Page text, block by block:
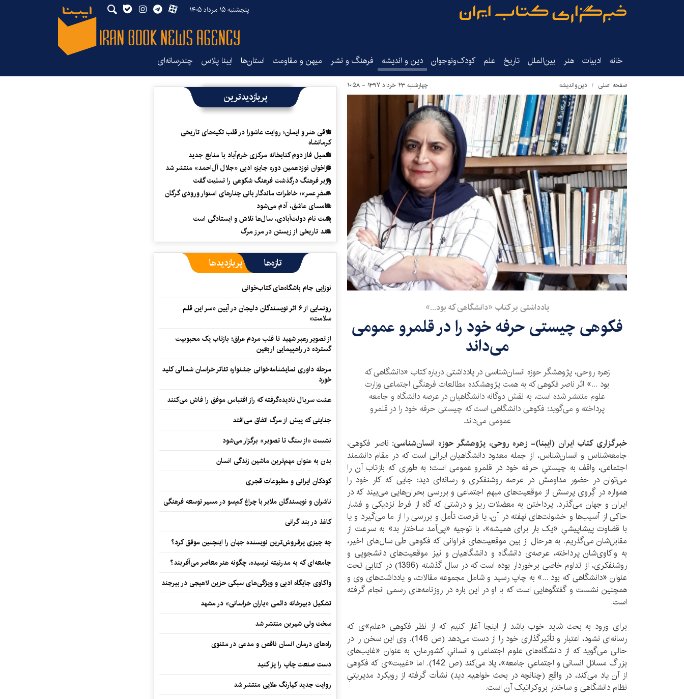
پنجشنبه ۱۵ مرداد ۱۴۰۵
خانه ادبیات هنر بین‌الملل تاریخ‌ علم کودک‌ونوجوان دین و اندیشه فرهنگ و نشر میهن و مقاومت استان‌ها ایبنا پلاس چندرسانه‌ای
صفحه اصلی دین‌واندیشه چهارشنبه ۲۳ خرداد ۱۳۹۷ - ۱۰:۵۸
یادداشتی بر کتاب «دانشگاهی که بود...»
فکوهی چیستی حرفه خود را در قلمرو عمومی
می‌داند
زهره روحی، پژوهشگر حوزه انسا‌ن‌شناسی در یادداشتی درباره کتاب «دانشگاهی که
بود ...» اثر ناصر فکوهی که به همت پژوهشکده مطالعات فرهنگی اجتماعی وزارت
علوم منتشر شده است، به نقش دوگانه دانشگاهیان در عرصه دانشگاه و جامعه
پرداخته و می‌گوید: فکوهی دانشگاهی است که چیستی حرفه خود را در قلمرو
عمومی می‌داند.
خبرگزاری کتاب ایران (ایبنا)- زهره روحی، پژوهشگر حوزه انسان‌شناسی: ناصر فکوهی،
جامعه‌شناس و انسان‌شناس، از جمله معدود دانشگاهیان ایرانی است که در مقام دانشمند
اجتماعی، واقف به چیستیِ حرفه خود در قلمرو عمومی است؛ به طوری که بازتاب آن‌ را
می‌توان در حضور مداومش در عرصه روشنفکری و رسانه‌ای دید: جایی که کار خود را
همواره در گِروی پرسش از موقعیت‌های مبهمِ اجتماعی و بررسی بحران‌هایی می‌بیند که در
ایران و جهان می‌گذرد. پرداختن به معضلات ریز و درشتی که گاه از فرط نزدیکی و فشار
حاکی از آسیب‌ها و خشونت‌های نهفته در آن، یا فرصت تأمل و بررسی‌ را از ما می‌گیرد و یا
با قضاوت پیشاپیشیِ «یک بار برای همیشه»، با توجیه «پی‌آمد ساختارِ بد» به سرعت از
مقابل‌شان می‌گذریم. به هرحال از بین موقعیت‌های فراوانی که فکوهی طی سال‌های اخیر،
به واکاوی‌شان پرداخته، عرصه‌ی دانشگاه و دانشگاهیان و نیز موقعیت‌های دانشجویی و
روشنفکری، از تداوم خاصی برخوردار بوده است که در سال گذشته (1396) در کتابی تحت
عنوان «دانشگاهی که بود ...» به چاپ رسید و شامل مجموعه مقالات، و یادداشت‌های وی و
همچنین نشست و گفتگوهایی است که با او در این باره در روزنامه‌های رسمی انجام گرفته
است.
برای ورود به بحث شاید خوب باشد از اینجا آغاز کنیم که از نظر فکوهی «علم»ی که
رسانه‌ای نشود، اعتبار و تأثیرگذاری خود را از دست می‌دهد (ص 146). وی این سخن را در
حالی می‌گوید که از دانشگاه‌های علوم اجتماعی و انسانیِ کشورمان، به عنوان «غایب‌های
بزرگ مسائل انسانی و اجتماعیِ جامعه»، یاد می‌کند (ص 142). اما «غیبت»ی که فکوهی
از آن یاد می‌کند، در واقع (چنانچه در بحث خواهیم دید) نشأت گرفته از رویکرد مدیریتیِ
نظام دانشگاهی و ساختار بروکراتیک آن است.
پربازدیدترین
تلاقی هنر و ایمان؛ روایت عاشورا در قلب تکیه‌های تاریخی
کرمانشاه
تکمیل فاز دوم کتابخانه مرکزی خرم‌آباد با منابع جدید
فراخوان نوزدهمین دوره جایزه ادبی «جلال آل‌احمد» منتشر شد
وزیر فرهنگ درگذشت فرهنگ شکوهی را تسلیت گفت
«سفرِ عمر»؛ خاطرات ماندگار بانی چنارهای استوار ورودی گرگان
سامسای عاشق، آدم می‌شود
پشت نام دولت‌آبادی، سال‌ها تلاش و ایستادگی است
سند تاریخی از زیستن در مرز مرگ
تازه‌ها پربازدیدها
نوزایی جام باشگاه‌های کتاب‌خوانی
رونمایی از ۶ اثر نویسندگان دلیجان در آیین «سر این قلم
سلامت»
از تصویر رهبر شهید تا قلب مردم عراق؛ بازتاب یک محبوبیت
گسترده در راهپیمایی اربعین
مرحله داوری نمایشنامه‌خوانی جشنواره تئاتر خراسان شمالی کلید
خورد
هشت سریال نادیده‌گرفته که راز اقتباس موفق را فاش می‌کنند
جنایتی که پیش از مرگ اتفاق می‌افتد
نشست «از سنگ تا تصویر» برگزار می‌شود
بدن به عنوان مهم‌ترین ماشین زندگی انسان
کودکان ایرانی و مطبوعات قجری
ناشران و نویسندگان ملایر با چراغ کم‌سو در مسیر توسعه فرهنگی
کاغذ در بند گرانی
چه چیزی پرفروش‌ترین نویسنده جهان را اینچنین موفق کرد؟
جامعه‌ای که به مدرنیته نرسیده، چگونه هنر معاصر می‌آفریند؟
واکاوی جایگاه ادبی و ویژگی‌های سبکی حزین لاهیجی در بیرجند
تشکیل دبیرخانه دائمی «یاران خراسانی» در مشهد
سخت ولی شیرین منتشر شد
راه‌های درمان انسان ناقص و مدعی در مثنوی
دست صنعت چاپ را پرُ کنید
روایت جدید کیارنگ علایی منتشر شد